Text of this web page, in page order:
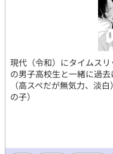
現代（令和）にタイムス
の男子高校生と一緒に過
（高スペだが無気力、淡
の子）